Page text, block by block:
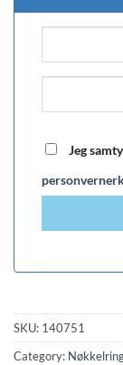
Jeg
SKU: 140751
Category: